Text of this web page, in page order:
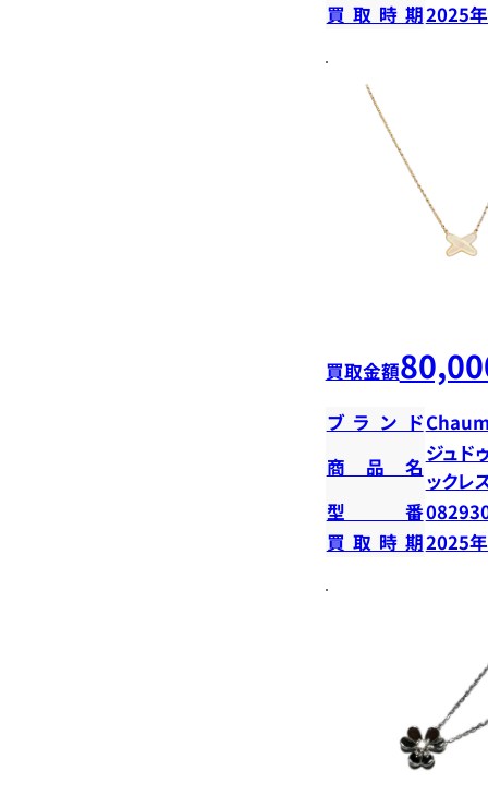
買取時期2025
買取金額
ブランド
商品名
ジュド
ックレ
型番
買取時期2025